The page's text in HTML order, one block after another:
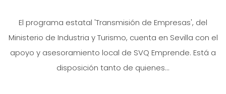
El programa estatal 'Transmisión de Empresas', del
Ministerio de Industria y Turismo, cuenta en Sevilla con el
apoyo y asesoramiento local de SVQ Emprende. Está a
disposición tanto de quienes...